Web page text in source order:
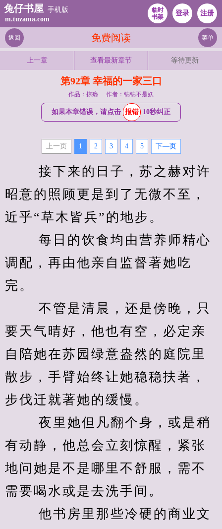
兔仔书屋 手机版
m.tuzama.com
临时
书架
登录 注册
免费阅读
返回 菜单
上一章 查看最新章节 等待更新
第92章 幸福的一家三口
作品：掠瘾 作者：锦锦不是妖
如果本章错误，请点击 报错 10秒纠正
上一页 1 2 3 4 5 下—页
接下来的日子，苏之赫对许
昭意的照顾更是到了无微不至，
近乎“草木皆兵”的地步。
每日的饮食均由营养师精心
调配，再由他亲自监督著她吃
完。
不管是清晨，还是傍晚，只
要天气晴好，他也有空，必定亲
自陪她在苏园绿意盎然的庭院里
散步，手臂始终让她稳稳扶著，
步伐迁就著她的缓慢。
夜里她但凡翻个身，或是稍
有动静，他总会立刻惊醒，紧张
地问她是不是哪里不舒服，需不
需要喝水或是去洗手间。
他书房里那些冷硬的商业文